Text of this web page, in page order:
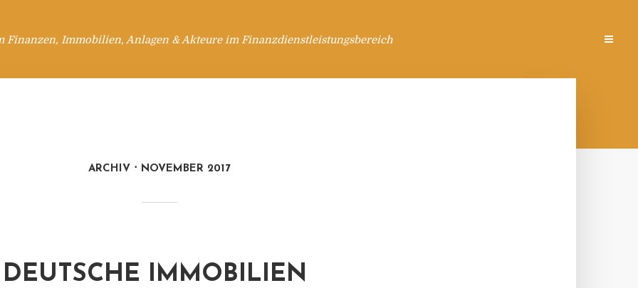
Immobilien, Anlagen & Akteure im Finanzdienstleistungsbereich
ARCHIV NOVEMBER 2017
DEUTSCHE IMMOBILIEN